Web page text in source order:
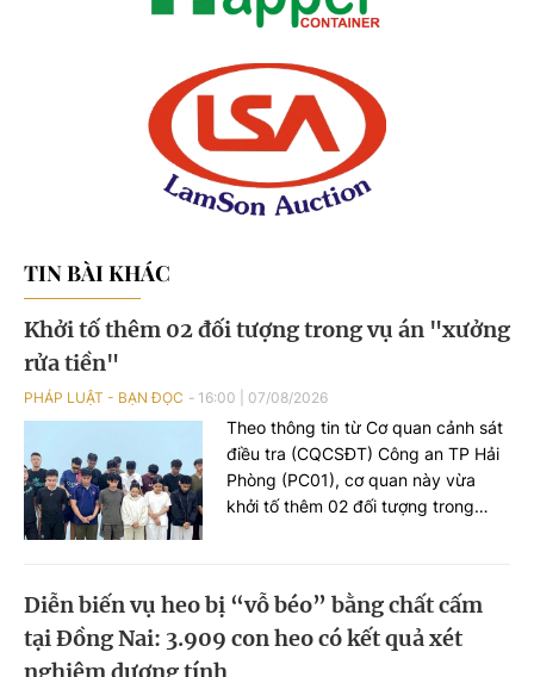
TIN BÀI KHÁC
Khởi tố thêm 02 đối tượng trong vụ án "xưởng
rửa tiền"
PHÁP LUẬT - BẠN ĐỌC 16:00 07/08/2026
Theo thông tin từ Cơ quan cảnh sát
điều tra (CQCSĐT) Công an TP Hải
Phòng (PC01), cơ quan này vừa
khởi tố thêm 02 đối tượng trong
tỉnh Thanh Hoá và đối tượng Hoàng
Xuân Đức (SN 2003), trú tại phường
Diễn biến vụ heo bị “vỗ béo” bằng chất cấm
tại Đồng Nai: 3.909 con heo có kết quả xét